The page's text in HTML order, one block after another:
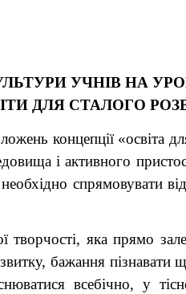
УЧНІВ НА
ДЛЯ СТАЛОГО
концепції «освіта
і активного
спрямовувати
яка прямо
бажання
всебічно, у